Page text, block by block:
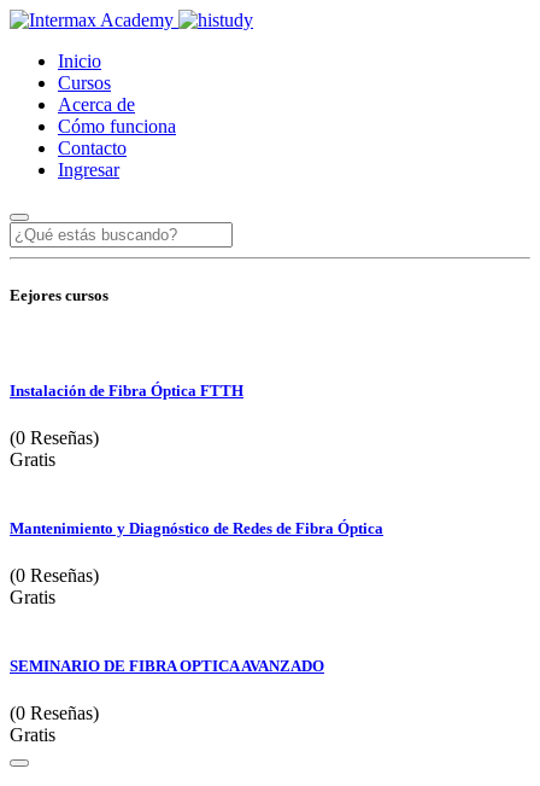
Inicio
Cursos
Acerca de
Cómo funciona
Contacto
Ingresar
Eejores cursos
Instalación de Fibra Óptica FTTH
(0 Reseñas)
Gratis
Mantenimiento y Diagnóstico de Redes de Fibra Óptica
(0 Reseñas)
Gratis
SEMINARIO DE FIBRA OPTICA AVANZADO
(0 Reseñas)
Gratis